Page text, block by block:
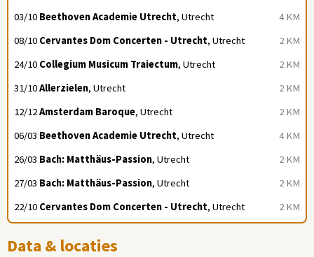
4 KM
03/10 Beethoven Academie Utrecht, Utrecht
2 KM
08/10 Cervantes Dom Concerten - Utrecht, Utrecht
2 KM
24/10 Collegium Musicum Traiectum, Utrecht
2 KM
31/10Allerzielen, Utrecht
2 KM
12/12Amsterdam Baroque, Utrecht
4 KM
06/03 Beethoven Academie Utrecht, Utrecht
2 KM
26/03 Bach: Matthäus-Passion, Utrecht
2 KM
27/03 Bach: Matthäus-Passion, Utrecht
2 KM
22/10 Cervantes Dom Concerten - Utrecht, Utrecht
Data & locaties